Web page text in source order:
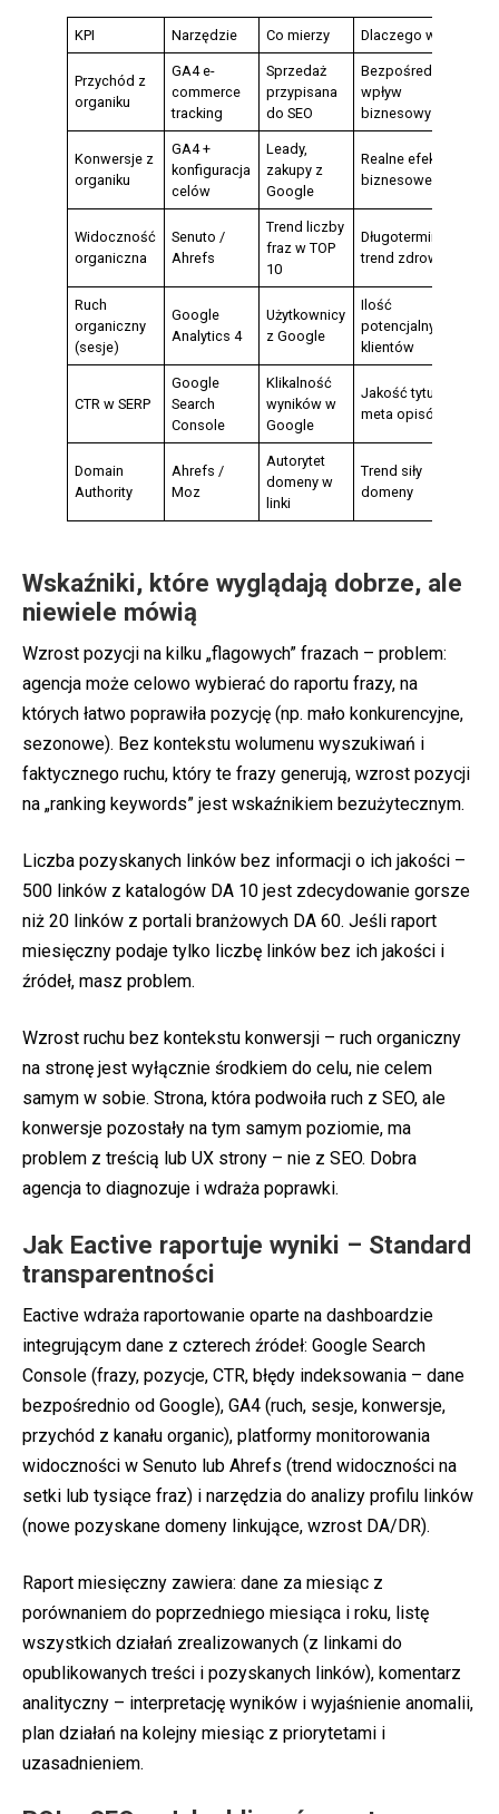
KPI Narzędzie Co mierzy Dlaczego ważny
Przychód z
organiku
GA4 e-
commerce
tracking
Sprzedaż
przypisana
do SEO
Bezpośredni
wpływ
biznesowy
Konwersje z
organiku
GA4 +
konfiguracja
celów
Leady,
zakupy z
Google
Realne efekty
biznesowe
Widoczność
organiczna
Senuto /
Ahrefs
Trend liczby
fraz w TOP
10
Długoterminowy
trend zdrowia
Ruch
organiczny
(sesje)
Google
Analytics 4
Użytkownicy
z Google
Ilość
potencjalnych
klientów
CTR w SERP
Google
Search
Console
Klikalność
wyników w
Google
Jakość tytułów i
meta opisów
Domain
Authority
Ahrefs /
Moz
Autorytet
domeny w
linki
Trend siły
domeny
Wskaźniki, które wyglądają dobrze, ale
niewiele mówią
Wzrost pozycji na kilku „flagowych” frazach – problem:
agencja może celowo wybierać do raportu frazy, na
których łatwo poprawiła pozycję (np. mało konkurencyjne,
sezonowe). Bez kontekstu wolumenu wyszukiwań i
faktycznego ruchu, który te frazy generują, wzrost pozycji
na „ranking keywords” jest wskaźnikiem bezużytecznym.
Liczba pozyskanych linków bez informacji o ich jakości –
500 linków z katalogów DA 10 jest zdecydowanie gorsze
niż 20 linków z portali branżowych DA 60. Jeśli raport
miesięczny podaje tylko liczbę linków bez ich jakości i
źródeł, masz problem.
Wzrost ruchu bez kontekstu konwersji – ruch organiczny
na stronę jest wyłącznie środkiem do celu, nie celem
samym w sobie. Strona, która podwoiła ruch z SEO, ale
konwersje pozostały na tym samym poziomie, ma
problem z treścią lub UX strony – nie z SEO. Dobra
agencja to diagnozuje i wdraża poprawki.
Jak Eactive raportuje wyniki – Standard
transparentności
Eactive wdraża raportowanie oparte na dashboardzie
integrującym dane z czterech źródeł: Google Search
Console (frazy, pozycje, CTR, błędy indeksowania – dane
bezpośrednio od Google), GA4 (ruch, sesje, konwersje,
przychód z kanału organic), platformy monitorowania
widoczności w Senuto lub Ahrefs (trend widoczności na
setki lub tysiące fraz) i narzędzia do analizy profilu linków
(nowe pozyskane domeny linkujące, wzrost DA/DR).
Raport miesięczny zawiera: dane za miesiąc z
porównaniem do poprzedniego miesiąca i roku, listę
wszystkich działań zrealizowanych (z linkami do
opublikowanych treści i pozyskanych linków), komentarz
analityczny – interpretację wyników i wyjaśnienie anomalii,
plan działań na kolejny miesiąc z priorytetami i
uzasadnieniem.